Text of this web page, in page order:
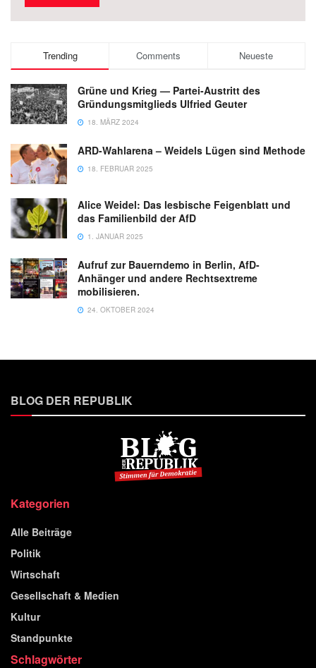
Trending Comments Neueste
Grüne und Krieg — Partei-Austritt des
Gründungsmitglieds Ulfried Geuter
18. MÄRZ 2024
ARD-Wahlarena – Weidels Lügen sind Methode
18. FEBRUAR 2025
Alice Weidel: Das lesbische Feigenblatt und
das Familienbild der AfD
1. JANUAR 2025
Aufruf zur Bauerndemo in Berlin, AfD-
Anhänger und andere Rechtsextreme
mobilisieren.
24. OKTOBER 2024
BLOG DER REPUBLIK
Kategorien
Alle Beiträge
Politik
Wirtschaft
Gesellschaft & Medien
Kultur
Standpunkte
Schlagwörter